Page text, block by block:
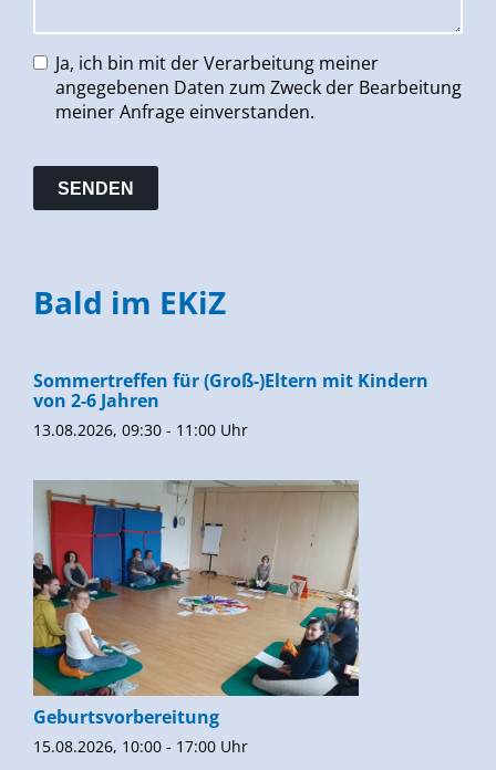
Ja, ich bin mit der Verarbeitung meiner
angegebenen Daten zum Zweck der Bearbeitung
meiner Anfrage einverstanden.
Bald im EKiZ
Sommertreffen für (Groß-)Eltern mit Kindern
von 2-6 Jahren
13.08.2026, 09:30 - 11:00 Uhr
Geburtsvorbereitung
15.08.2026, 10:00 - 17:00 Uhr